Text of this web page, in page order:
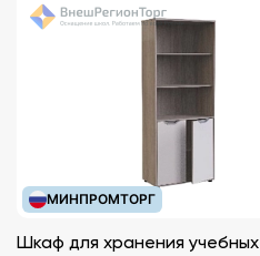
МИНПРОМТОРГ
Шкаф для хранения учебных